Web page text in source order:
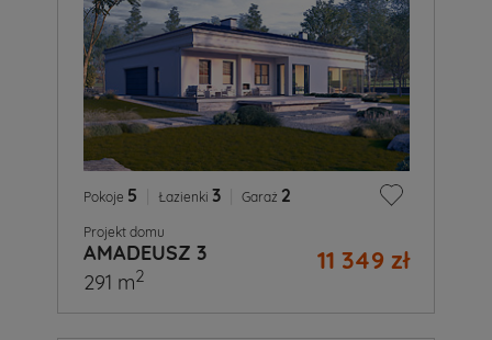
Pokoje 5 Łazienki 3 Garaż 2
Projekt domu
AMADEUSZ 3 11 349 zł
291 m2